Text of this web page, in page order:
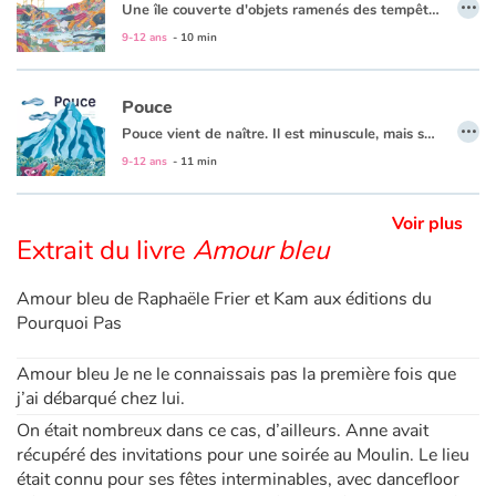
Apprendre les langues
Dyslexie, troubles de la lecture
Nos listes de lecture
Une île couverte d'objets ramenés des tempêtes. Un homme pêche des boîtes de sardines rouillées, des vieilles casseroles rongées... Mais ce matin, la canne à pêche de Vick attrape une bien étrange histoire...
9-12 ans - 10 min
Pouce
Pouce vient de naître. Il est minuscule, mais son appétit n'a pas de limites.
Un conte philosophique et écologique
Pourtant, l'espoir n'a pas disparu...
9-12 ans - 11 min
…
Voir plus
Extrait du livre Amour bleu
Amour bleu de Raphaële Frier et Kam aux éditions du
Pourquoi Pas
Amour bleu Je ne le connaissais pas la première fois que
j’ai débarqué chez lui.
On était nombreux dans ce cas, d’ailleurs. Anne avait
récupéré des invitations pour une soirée au Moulin. Le lieu
était connu pour ses fêtes interminables, avec dancefloor